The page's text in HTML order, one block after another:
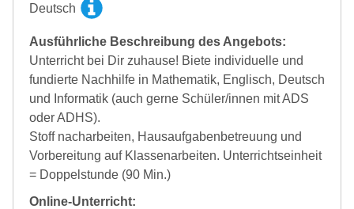
Deutsch
Ausführliche Beschreibung des Angebots:
Unterricht bei Dir zuhause! Biete individuelle und
fundierte Nachhilfe in Mathematik, Englisch, Deutsch
und Informatik (auch gerne Schüler/innen mit ADS
oder ADHS).
Stoff nacharbeiten, Hausaufgabenbetreuung und
Vorbereitung auf Klassenarbeiten. Unterrichtseinheit
= Doppelstunde (90 Min.)
Online-Unterricht: